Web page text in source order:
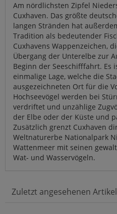
Am nördlichsten Zipfel
Cuxhaven. Das größte
langen Stränden hat
Tradition als bedeutender
Cuxhavens Wappenzeichen,
Übergang der Unterelbe zur
Beginn der Seeschifffahrt. Es
einmalige Lage, welche die
ausgezeichneten Ort für die
Hochseevögel werden bei
verdriftet und unzählige
der Elbe oder der Küste und
Zusätzlich grenzt Cuxhaven
Weltnaturerbe Nationalpark
Wattenmeer mit seinen
Wat- und Wasservögeln.
Zuletzt angesehenen